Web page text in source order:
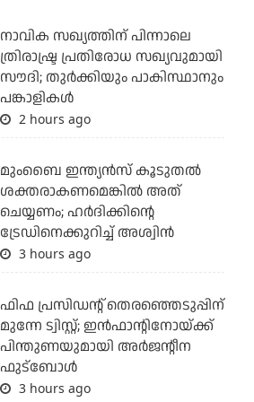
നാവിക സഖ്യത്തിന് പിന്നാലെ
ത്രിരാഷ്ട്ര പ്രതിരോധ സഖ്യവുമായി
സൗദി; തുര്‍ക്കിയും പാകിസ്ഥാനും
പങ്കാളികള്‍
2 hours ago
മുംബൈ ഇന്ത്യന്‍സ് കൂടുതല്‍
ശക്തരാകണമെങ്കില്‍ അത്
ചെയ്യണം; ഹര്‍ദിക്കിന്റെ
ട്രേഡിനെക്കുറിച്ച് അശ്വിന്‍
3 hours ago
ഫിഫ പ്രസിഡന്റ് തെരഞ്ഞെടുപ്പിന്
മുന്നേ ട്വിസ്റ്റ്; ഇന്‍ഫാന്റിനോയ്ക്ക്
പിന്തുണയുമായി അര്‍ജന്റീന
ഫുട്‌ബോള്‍
3 hours ago